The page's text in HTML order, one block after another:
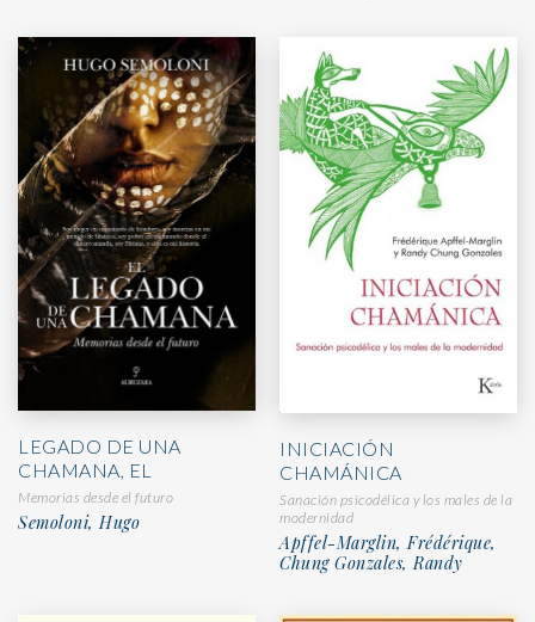
LEGADO DE UNA
CHAMANA, EL
Memorias desde el futuro
Semoloni, Hugo
INICIACIÓN
CHAMÁNICA
Sanación psicodélica y los males de la
modernidad
Apffel-Marglin, Frédérique,
Chung Gonzales, Randy